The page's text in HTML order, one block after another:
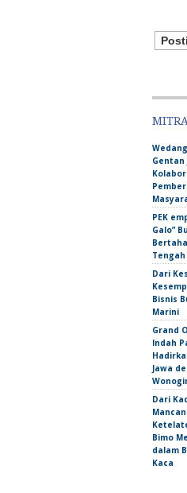
Gentan
PEK
Galo”
Dari
Bisnis
Marini
Grand
Indah
Jawa
Dari
Bimo
dalam
Kaca